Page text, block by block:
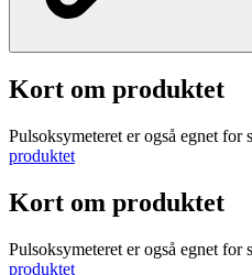
Kort om produktet
Pulsoksymeteret er også egnet for
produktet
Kort om produktet
Pulsoksymeteret er også egnet for
produktet